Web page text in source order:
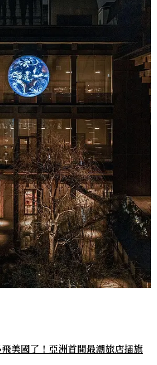
美國了！亞洲首間最潮旅店插旗